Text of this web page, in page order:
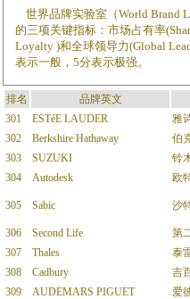
世界品牌实验室（World Brand
的三项关键指标：市场占有率
Loyalty )和全球领导力(Global
表示一般，5分表示极强。
排名
品牌英文
301
ESTéE LAUDER
雅
302
Berkshire Hathaway
伯
303
SUZUKI
铃
304
Autodesk 欧
305 Sabic 沙
306 Second Life
第
307
Thales
泰
308
Cadbury
吉
309
AUDEMARS PIGUET
爱